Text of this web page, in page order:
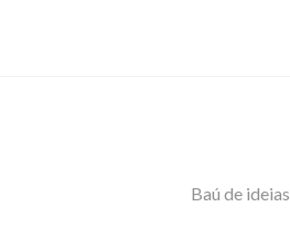
Baú de ideias